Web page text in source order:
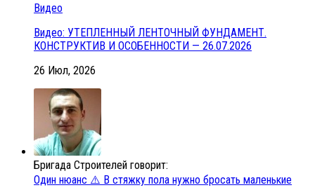
Видео
Видео: УТЕПЛЕННЫЙ ЛЕНТОЧНЫЙ ФУНДАМЕНТ.
КОНСТРУКТИВ И ОСОБЕННОСТИ — 26.07.2026
26 Июл, 2026
Бригада Строителей говорит:
Один нюанс ⚠️ В стяжку пола нужно бросать маленькие